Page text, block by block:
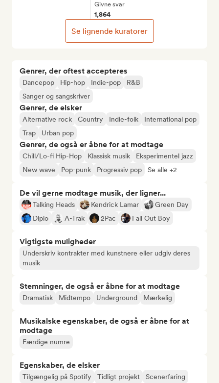
Genrer, der oftest accepteres
Dancepop Hip-hop Indie-pop
R&B
Sanger og sangskriver
Genrer, de elsker
Alternative rock Country Indie-folk
International pop
Trap
Urban pop
Genrer, de også er åbne for at modtage
Chill/Lo-fi Hip-Hop Klassisk musik
Eksperimentel jazz
New wave
Pop-punk Progressiv pop Se alle +2
De vil gerne modtage musik, der ligner...
Talking Heads Kendrick Lamar
Green Day
Diplo
A-Trak 2Pac Fall Out Boy
Vigtigste muligheder
Underskriv kontrakter med kunstnere eller udgiv deres
musik
Stemninger, de også er åbne for at modtage
Dramatisk Midtempo Underground Mærkelig
Musikalske egenskaber, de også er åbne for at
modtage
Færdige numre
Egenskaber, de elsker
Tilgængelig på Spotify Tidligt projekt
Scenerfaring
Givne svar
1,864
Se lignende kuratorer